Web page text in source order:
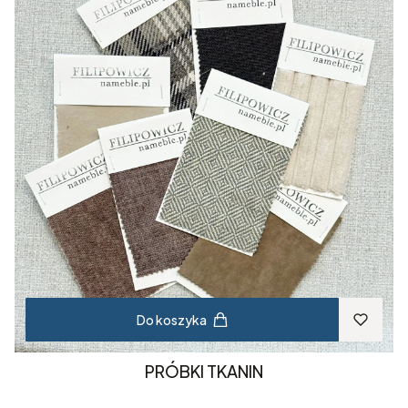
Do koszyka
PRÓBKI TKANIN